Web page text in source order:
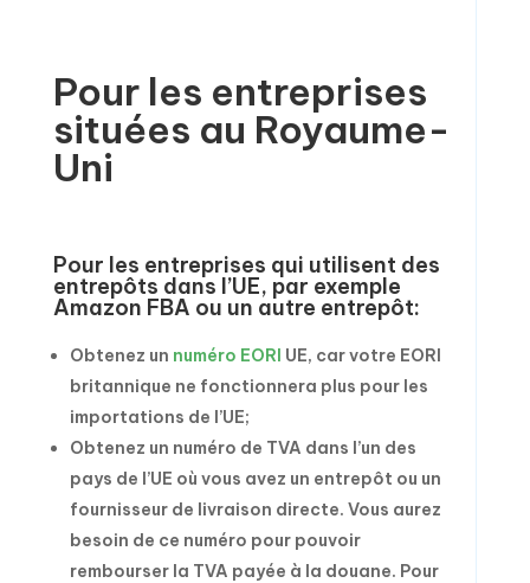
Pour les entreprises
situées au Royaume-
Uni
Pour les entreprises qui utilisent des
entrepôts dans l’UE, par exemple
Amazon FBA ou un autre entrepôt:
Obtenez un numéro EORI UE, car votre EORI
britannique ne fonctionnera plus pour les
importations de l’UE;
Obtenez un numéro de TVA dans l’un des
pays de l’UE où vous avez un entrepôt ou un
fournisseur de livraison directe. Vous aurez
besoin de ce numéro pour pouvoir
rembourser la TVA payée à la douane. Pour